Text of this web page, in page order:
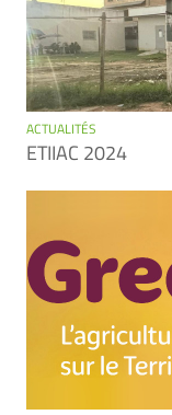
ACTUALITÉS
ETIIAC 2024